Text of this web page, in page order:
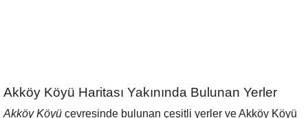
Akköy Köyü Haritası Yakınında Bulunan Yerler
Akköy Köyü çevresinde bulunan çeşitli yerler ve Akköy Köyü